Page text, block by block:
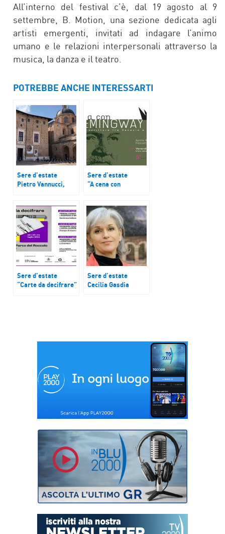
All’interno del festival c’è, dal 19 agosto al 9
settembre, B. Motion, una sezione dedicata agli
artisti emergenti, invitati ad indagare l’animo
umano e le relazioni interpersonali attraverso la
musica, la danza e il teatro.
POTREBBE ANCHE INTERESSARTI
Sere d’estate
Pietro Vannucci,
Sere d’estate
“A cena con
Sere d’estate
“Carte da decifrare”
Sere d’estate
Cecilia Gasdia